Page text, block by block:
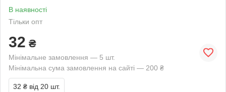
В наявності
Тільки опт
32 ₴
Мінімальне замовлення — 5 шт.
Мінімальна сума замовлення на сайті — 200 ₴
32 ₴ від 20 шт.